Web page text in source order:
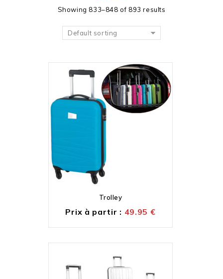
Showing 833–848 of 893 results
Default sorting
Trolley
Prix à partir : 49.95 €